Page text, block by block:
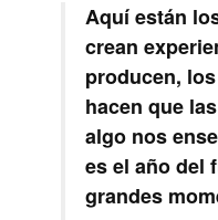
Aquí están
crean
producen,
hacen que
algo nos
es el año del
grandes